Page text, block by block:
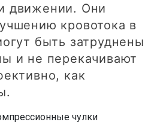
движении. Они
кровотока в
быть затруднены
и не перекачивают
как
чулки